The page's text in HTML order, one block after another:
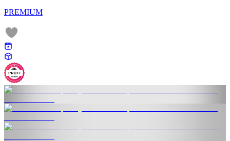
PREMIUM